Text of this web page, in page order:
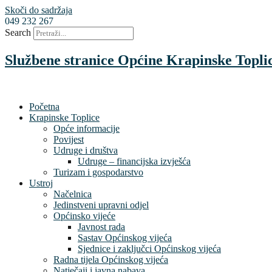
Skoči do sadržaja
049 232 267
Search
Službene stranice Općine Krapinske
Početna
Krapinske Toplice
Opće informacije
Povijest
Udruge i društva
Udruge – financijska izvješća
Turizam i gospodarstvo
Ustroj
Načelnica
Jedinstveni upravni odjel
Općinsko vijeće
Javnost rada
Sastav Općinskog vijeća
Sjednice i zaključci Općinskog vijeća
Radna tijela Općinskog vijeća